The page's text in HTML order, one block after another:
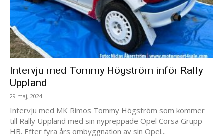
Intervju med Tommy Högström inför Rally
Uppland
29 maj, 2024
Intervju med MK Rimos Tommy Högström som kommer
till Rally Uppland med sin nypreppade Opel Corsa Grupp
HB. Efter fyra års ombyggnation av sin Opel...